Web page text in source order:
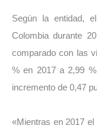
Según la entidad,
Colombia durante
comparado con las
% en 2017 a 2,99
incremento de 0,47
«Mientras en 2017